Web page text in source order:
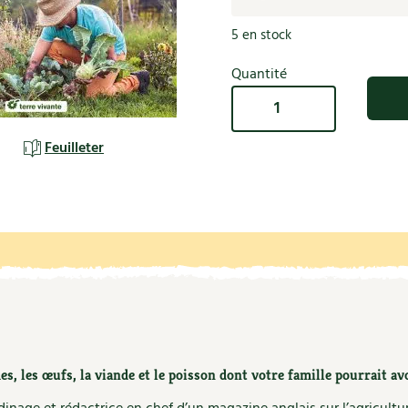
Société, engagement
et gros oeuvre
écologiques
de l’eau
de la maison
et petit bricolage
Actions pour la planète
Feuilleter
5 en stock
Quantité
quantité
Microferme
les œufs, la viande et le poisson dont votre famille pourrait